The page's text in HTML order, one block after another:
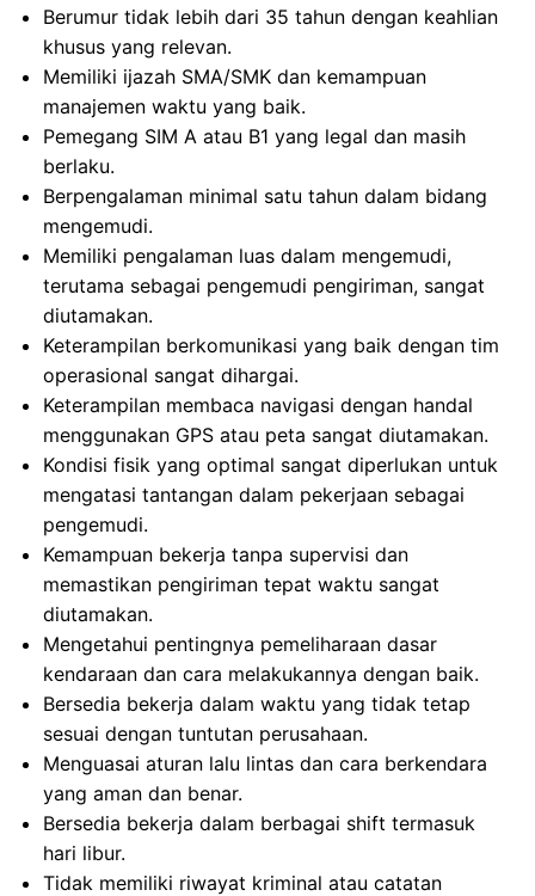
Berumur tidak lebih dari 35 tahun dengan keahlian
khusus yang relevan.
Memiliki ijazah SMA/SMK dan kemampuan
manajemen waktu yang baik.
Pemegang SIM A atau B1 yang legal dan masih
berlaku.
Berpengalaman minimal satu tahun dalam bidang
mengemudi.
Memiliki pengalaman luas dalam mengemudi,
terutama sebagai pengemudi pengiriman, sangat
diutamakan.
Keterampilan berkomunikasi yang baik dengan tim
operasional sangat dihargai.
Keterampilan membaca navigasi dengan handal
menggunakan GPS atau peta sangat diutamakan.
Kondisi fisik yang optimal sangat diperlukan untuk
mengatasi tantangan dalam pekerjaan sebagai
pengemudi.
Kemampuan bekerja tanpa supervisi dan
memastikan pengiriman tepat waktu sangat
diutamakan.
Mengetahui pentingnya pemeliharaan dasar
kendaraan dan cara melakukannya dengan baik.
Bersedia bekerja dalam waktu yang tidak tetap
sesuai dengan tuntutan perusahaan.
Menguasai aturan lalu lintas dan cara berkendara
yang aman dan benar.
Bersedia bekerja dalam berbagai shift termasuk
hari libur.
Tidak memiliki riwayat kriminal atau catatan